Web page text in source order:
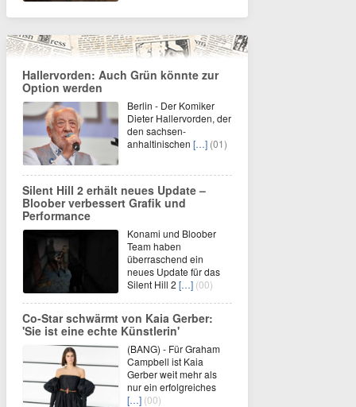
Hallervorden: Auch Grün könnte zur
Option werden
Berlin - Der Komiker
Dieter Hallervorden, der
den sachsen-
anhaltinischen […] (01)
Silent Hill 2 erhält neues Update –
Bloober verbessert Grafik und
Performance
Konami und Bloober
Team haben
überraschend ein
neues Update für das
Silent Hill 2 […] (00)
Co-Star schwärmt von Kaia Gerber:
'Sie ist eine echte Künstlerin'
(BANG) - Für Graham
Campbell ist Kaia
Gerber weit mehr als
nur ein erfolgreiches
[…] (00)